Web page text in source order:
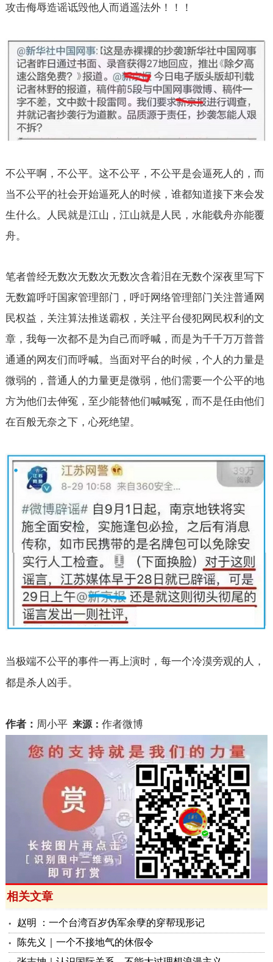
攻击侮辱造谣诋毁他人而逍遥法外！！！
不公平啊，不公平。这不公平，不公平是会逼死人的，而
当不公平的社会开始逼死人的时候，谁都知道接下来会发
生什么。人民就是江山，江山就是人民，水能载舟亦能覆
舟。
笔者曾经无数次无数次无数次含着泪在无数个深夜里写下
无数篇呼吁国家管理部门，呼吁网络管理部门关注普通网
民权益，关注算法推送霸权，关注平台侵犯网民权利的文
章，我每一次都不是为自己而呼喊，而是为千千万万普普
通通的网友们而呼喊。当面对平台的时候，个人的力量是
微弱的，普通人的力量更是微弱，他们需要一个公平的地
方为他们去伸冤，至少能替他们喊喊冤，而不是任由他们
在百般无奈之下，心死绝望。
当极端不公平的事件一再上演时，每一个冷漠旁观的人，
都是杀人凶手。
作者： 周小平 来源： 作者微博
相关文章
赵明 ：一个台湾百岁伪军余孽的穿帮现形记
陈先义｜一个不接地气的休假令